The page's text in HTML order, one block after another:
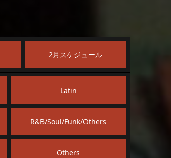
2月スケジュール
Latin
R&B/Soul/Funk/Others
Others